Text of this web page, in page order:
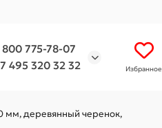
800 775-78-07
495 320 32 32
Избранное
мм, деревянный черенок,